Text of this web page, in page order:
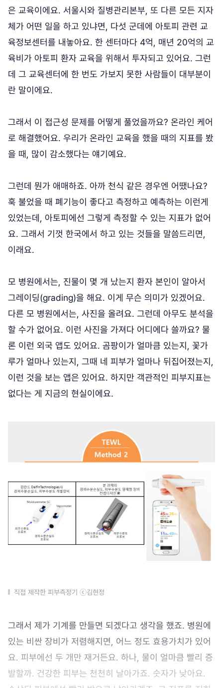
은 교육이에요. 서울시와 질병관리본부, 또 다른 모든 지자
체가 어떤 일을 하고 있냐면, 다섯 군데에 아토피 관련 교
육정보센터를 내놓아요. 한 센터마다 4억, 매년 20억의 교
육비가 아토피 환자 교육을 위해서 투자되고 있어요. 그런
데 그 교육센터에 한 번도 가보지 못한 사람들이 대부분이
란 말이에요.
그래서 이 접근성 문제를 어떻게 풀었을까요? 온라인 케어
로 해결했어요. 우리가 온라인 교육을 했을 때의 지표를 봤
을 때, 많이 감소했다는 얘기예요.
그런데 뭔가 애매하죠. 아까 천식 같은 경우엔 어땠나요?
훅 불었을 때 폐기능이 좋다고 측정하고 예측하는 이런게
있었는데, 아토피에선 그렇게 측정할 수 있는 지표가 없어
요. 그래서 기껏 한국에서 하고 있는 것들을 말씀드리면,
이래요.
모 병원에서는, 진물이 몇 개 났는지 환자 본인이 알아서
그레이딩(grading)을 해요. 이게 무슨 의미가 있겠어요.
다른 모 병원에서는, 사진을 올려요. 그런데 아무도 분석을
할 수가 없어요. 이런 사진을 가져다 어디에다 쓸까요? 물
론 이런 외국 앱도 있어요. 곰팡이가 얼마큼 있는지, 꽃가
루가 얼마나 있는지, 그때 네 피부가 얼마나 뒤집어졌는지,
이런 것을 보는 앱은 있어요. 하지만 객관적인 피부지표는
없다는 게 지금의 현실이에요.
직접 제작한 피부측정기 ⓒ김현정
그래서 제가 기계를 만들면 되겠다고 생각을 했죠. 병원에
있는 비싼 장비가 저렴해지면, 어느 정도 효용가치가 있어
요. 피부에선 두 개만 재거든요. 하나, 물이 얼마큼 빨리 증
발할까. 건강한 피부는 천천히 날아가죠. 숫자가 낮아요.